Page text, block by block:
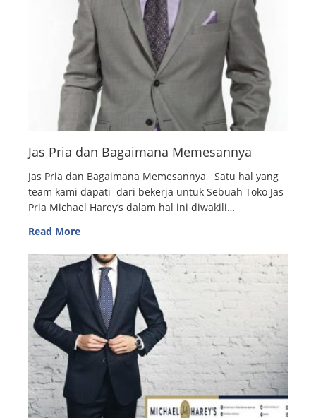
Jas Pria dan Bagaimana Memesannya
Jas Pria dan Bagaimana Memesannya Satu hal yang
team kami dapati dari bekerja untuk Sebuah Toko Jas
Pria Michael Harey’s dalam hal ini diwakili…
Read More